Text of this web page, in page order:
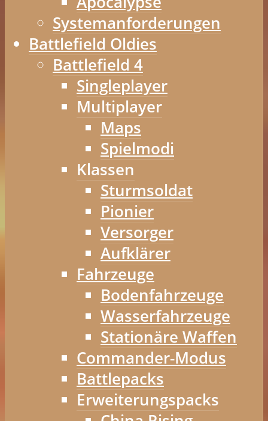
Systemanforderungen
Battlefield Oldies
Battlefield 4
Singleplayer
Multiplayer
Maps
Spielmodi
Klassen
Sturmsoldat
Pionier
Versorger
Aufklärer
Fahrzeuge
Bodenfahrzeuge
Wasserfahrzeuge
Stationäre Waffen
Commander-Modus
Battlepacks
Erweiterungspacks